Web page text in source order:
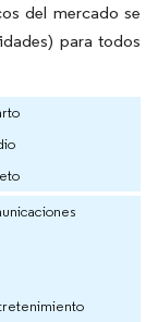
del mercado se
para todos